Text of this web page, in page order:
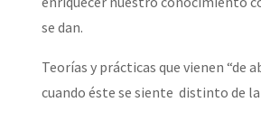
[25 abr – CDMX] Tokín por el CNI:
se dan.
Teorías y prácticas que vienen “de
cuando éste se siente distinto de la